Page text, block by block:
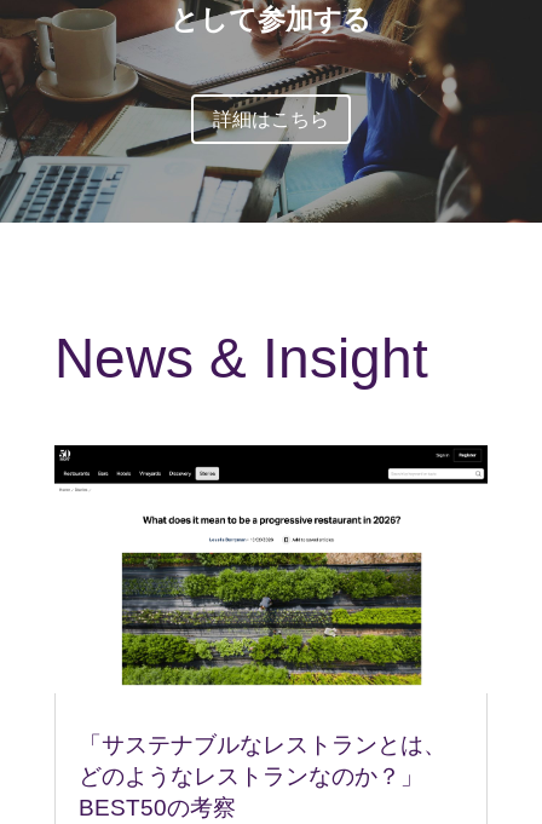
として参加する
詳細はこちら
News & Insight
「サステナブルなレストランとは、
どのようなレストランなのか？」
BEST50の考察